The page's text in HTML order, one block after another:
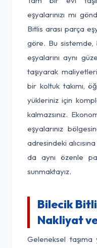
eşyalarınızı mı
Bitlis arası parça
göre. Bu
eşyalarını aynı
taşıyarak
bir koltuk takımı,
yükleriniz için
kalmazsınız.
eşyalarınız
adresindeki alıcısına
da aynı özenle
sunmaktayız.
Bilecik
Nakliyat
Geleneksel taşıma